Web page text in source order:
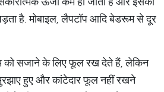
है. मोबाइल, लैपटॉप आदि बेडरूम से दूर
सजाने के लिए फूल रख देते हैं, लेकिन
हुए और कांटेदार फूल नहीं रखने